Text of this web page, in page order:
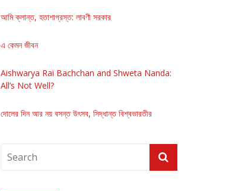
আমি ক্লান্ত, হতাশাগ্রস্ত: লাবণী সরকার
এ কেমন জীবন
Aishwarya Rai Bachchan and Shweta Nanda:
All’s Not Well?
দোলের দিন আর নয় বসন্ত উৎসব, সিদ্ধান্ত বিশ্বভারতীর